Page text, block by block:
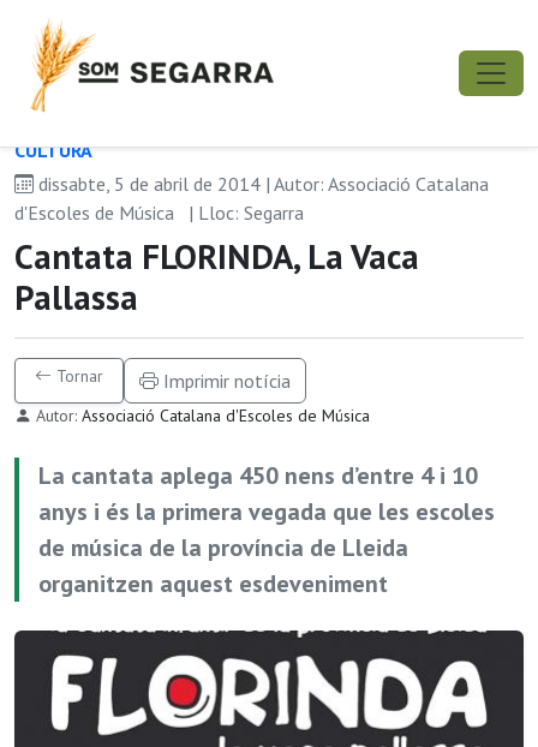
CULTURA
dissabte, 5 de abril de 2014 | Autor: Associació Catalana
d'Escoles de Música
| Lloc: Segarra
Cantata FLORINDA, La Vaca
Pallassa
Tornar Imprimir notícia
Autor: Associació Catalana d'Escoles de Música
La cantata aplega 450 nens d’entre 4 i 10
anys i és la primera vegada que les escoles
de música de la província de Lleida
organitzen aquest esdeveniment